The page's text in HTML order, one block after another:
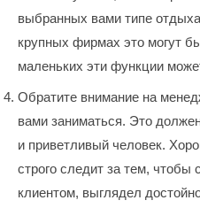
выбранных вами типе
крупных фирмах это могут
маленьких эти функции
Обратите внимание на
вами заниматься. Это
и приветливый человек.
строго следит за тем, чтобы
клиентом, выглядел